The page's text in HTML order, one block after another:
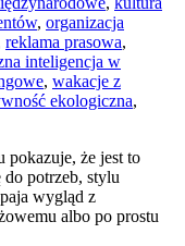
, organizacja
reklama prasowa,
inteligencja w
, wakacje z
ekologiczna,
pokazuje, że jest to
potrzeb, stylu
wygląd z
albo po prostu